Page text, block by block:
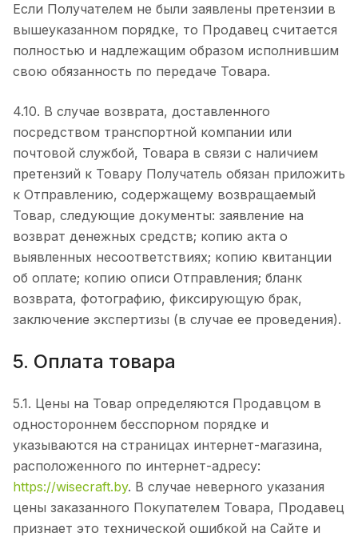
Если Получателем не были заявлены претензии в
вышеуказанном порядке, то Продавец считается
полностью и надлежащим образом исполнившим
свою обязанность по передаче Товара.
4.10. В случае возврата, доставленного
посредством транспортной компании или
почтовой службой, Товара в связи с наличием
претензий к Товару Получатель обязан приложить
к Отправлению, содержащему возвращаемый
Товар, следующие документы: заявление на
возврат денежных средств; копию акта о
выявленных несоответствиях; копию квитанции
об оплате; копию описи Отправления; бланк
возврата, фотографию, фиксирующую брак,
заключение экспертизы (в случае ее проведения).
5. Оплата товара
5.1. Цены на Товар определяются Продавцом в
одностороннем бесспорном порядке и
указываются на страницах интернет-магазина,
расположенного по интернет-адресу:
https://wisecraft.by. В случае неверного указания
цены заказанного Покупателем Товара, Продавец
признает это технической ошибкой на Сайте и